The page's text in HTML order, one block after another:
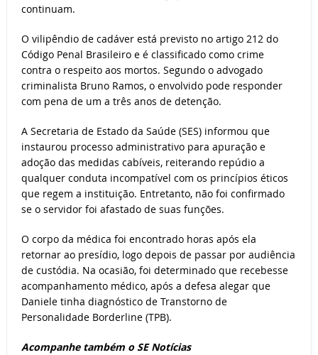
continuam.
O vilipêndio de cadáver está previsto no artigo 212 do
Código Penal Brasileiro e é classificado como crime
contra o respeito aos mortos. Segundo o advogado
criminalista Bruno Ramos, o envolvido pode responder
com pena de um a três anos de detenção.
A Secretaria de Estado da Saúde (SES) informou que
instaurou processo administrativo para apuração e
adoção das medidas cabíveis, reiterando repúdio a
qualquer conduta incompatível com os princípios éticos
que regem a instituição. Entretanto, não foi confirmado
se o servidor foi afastado de suas funções.
O corpo da médica foi encontrado horas após ela
retornar ao presídio, logo depois de passar por audiência
de custódia. Na ocasião, foi determinado que recebesse
acompanhamento médico, após a defesa alegar que
Daniele tinha diagnóstico de Transtorno de
Personalidade Borderline (TPB).
Acompanhe também o SE Notícias